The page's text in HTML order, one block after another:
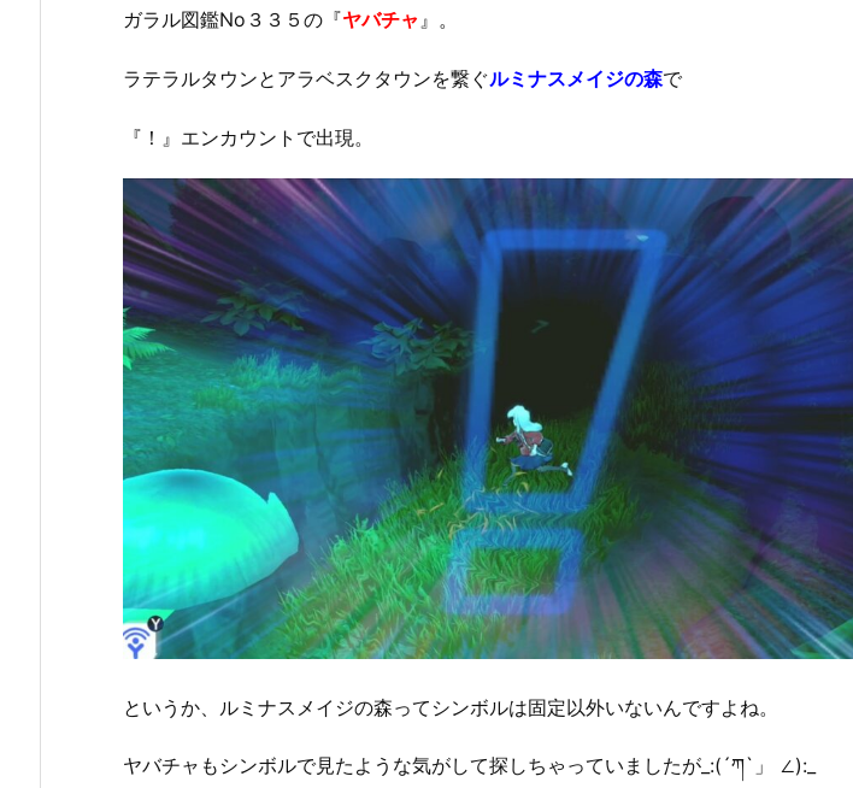
ガラル図鑑No３３５の『ヤバチャ 』。
ラテラルタウンとアラベスクタウンを繋ぐルミナスメイジの森で
『！』エンカウントで出現。
というか、ルミナスメイジの森ってシンボルは固定以外いないんですよね。
ヤバチャもシンボルで見たような気がして探しちゃっていましたが_:(´ཀ`」 ∠):_